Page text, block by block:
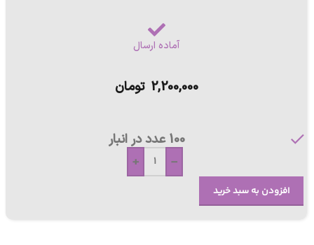
آماده ارسال
2,200,000 تومان
100 عدد در انبار
-
+
افزودن به سبد خرید